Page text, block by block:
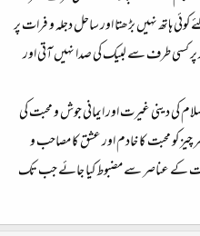
ہاتھ نہیں بڑھتا اور ساحل دجلہ و فرات پر
پر کسی طرف سے لبیک کی صدا نہیں آتی اور
کی دینی غیرت اور ایمانی جوش و محبت کی
چیز کو محبت کا خادم اور عشق کا مصاحب و
محبت کے عناصر سے مضبوط کیا جائے جب تک